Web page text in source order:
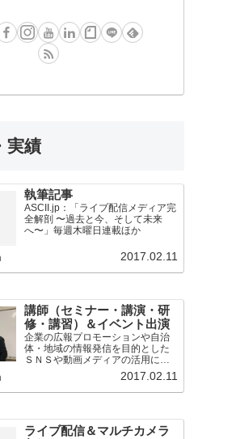
実績
執筆記事
ASCII.jp：「ライブ配信メディア完
全解剖 〜過去と今、そして未来
へ〜」毎週木曜日連載ほか
2017.02.11
講師（セミナー・講演・研
修・講習）＆イベント出演
企業の広報プロモーションや自治
体・地域の情報発信を目的とした
ＳＮＳや動画メディアの活用に関
するセミナー・講演・研修・講習
2017.02.11
ライブ配信＆マルチカメラ